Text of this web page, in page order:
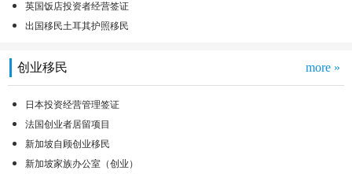
英国饭店投资者经营签证
出国移民土耳其护照移民
创业移民 more »
日本投资经营管理签证
法国创业者居留项目
新加坡自顾创业移民
新加坡家族办公室（创业）